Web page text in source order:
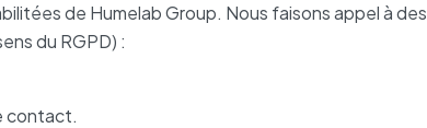
de Humelab Group. Nous faisons appel à des
du RGPD) :
contact.